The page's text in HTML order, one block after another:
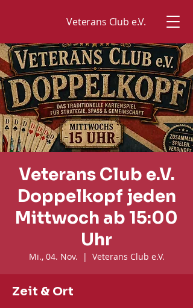
Veterans Club e.V.
Veterans Club e.V.
Doppelkopf jeden
Mittwoch ab 15:00
Uhr
Mi., 04. Nov.
  |
Veterans Club e.V.
Zeit & Ort